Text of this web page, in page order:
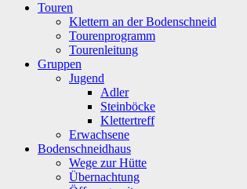
Touren
Klettern an der Bodenschneid
Tourenprogramm
Tourenleitung
Gruppen
Jugend
Adler
Steinböcke
Klettertreff
Erwachsene
Bodenschneidhaus
Wege zur Hütte
Übernachtung